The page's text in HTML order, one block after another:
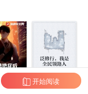
成……
了，小孩子才做选
后，
泛修行，我是
开始阅读